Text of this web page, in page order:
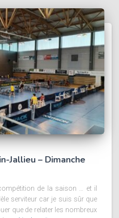
Jallieu – Dimanche
de la saison … et il
serviteur car je suis sûr que
que de relater les nombreux